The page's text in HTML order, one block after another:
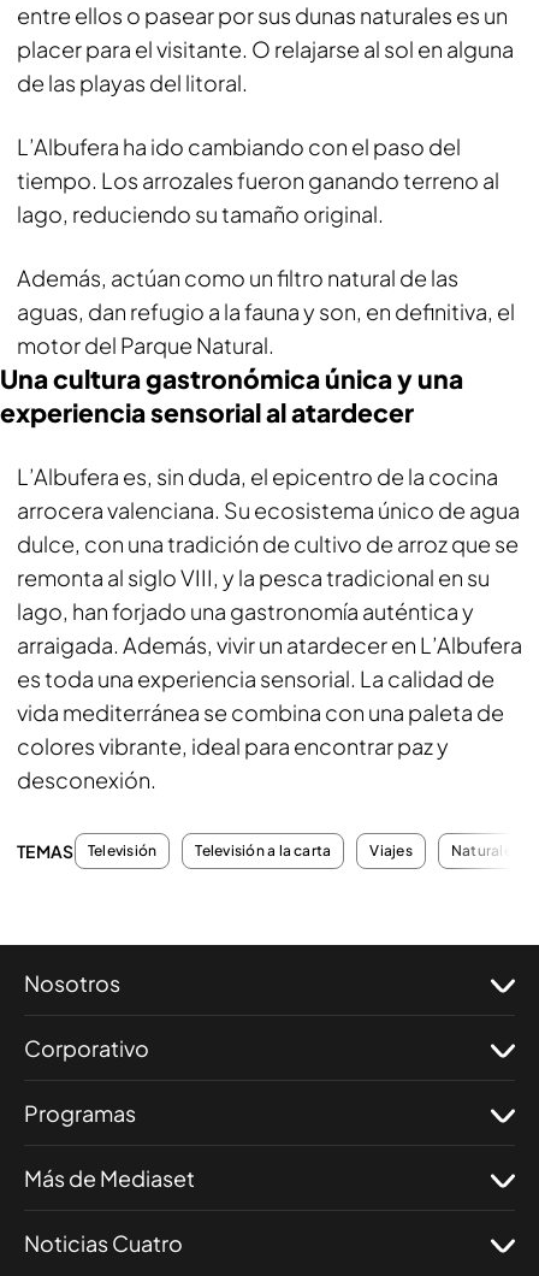
entre ellos o pasear por sus dunas naturales es un
placer para el visitante. O relajarse al sol en alguna
de las playas del litoral.
L’Albufera ha ido cambiando con el paso del
tiempo. Los arrozales fueron ganando terreno al
lago, reduciendo su tamaño original.
Además, actúan como un filtro natural de las
aguas, dan refugio a la fauna y son, en definitiva, el
motor del Parque Natural.
Una cultura gastronómica única y una
experiencia sensorial al atardecer
L’Albufera es, sin duda, el epicentro de la cocina
arrocera valenciana. Su ecosistema único de agua
dulce, con una tradición de cultivo de arroz que se
remonta al siglo VIII, y la pesca tradicional en su
lago, han forjado una gastronomía auténtica y
arraigada. Además, vivir un atardecer en L’Albufera
es toda una experiencia sensorial. La calidad de
vida mediterránea se combina con una paleta de
colores vibrante, ideal para encontrar paz y
desconexión.
TEMAS Televisión Televisión a la carta Viajes Naturaleza
Nosotros
Corporativo
Programas
Más de Mediaset
Noticias Cuatro